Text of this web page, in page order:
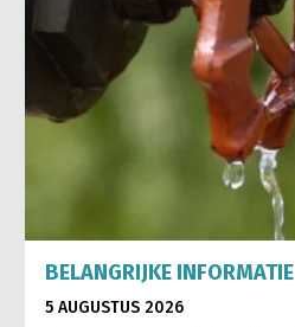
BELANGRIJKE INFORMATIE
5 AUGUSTUS 2026